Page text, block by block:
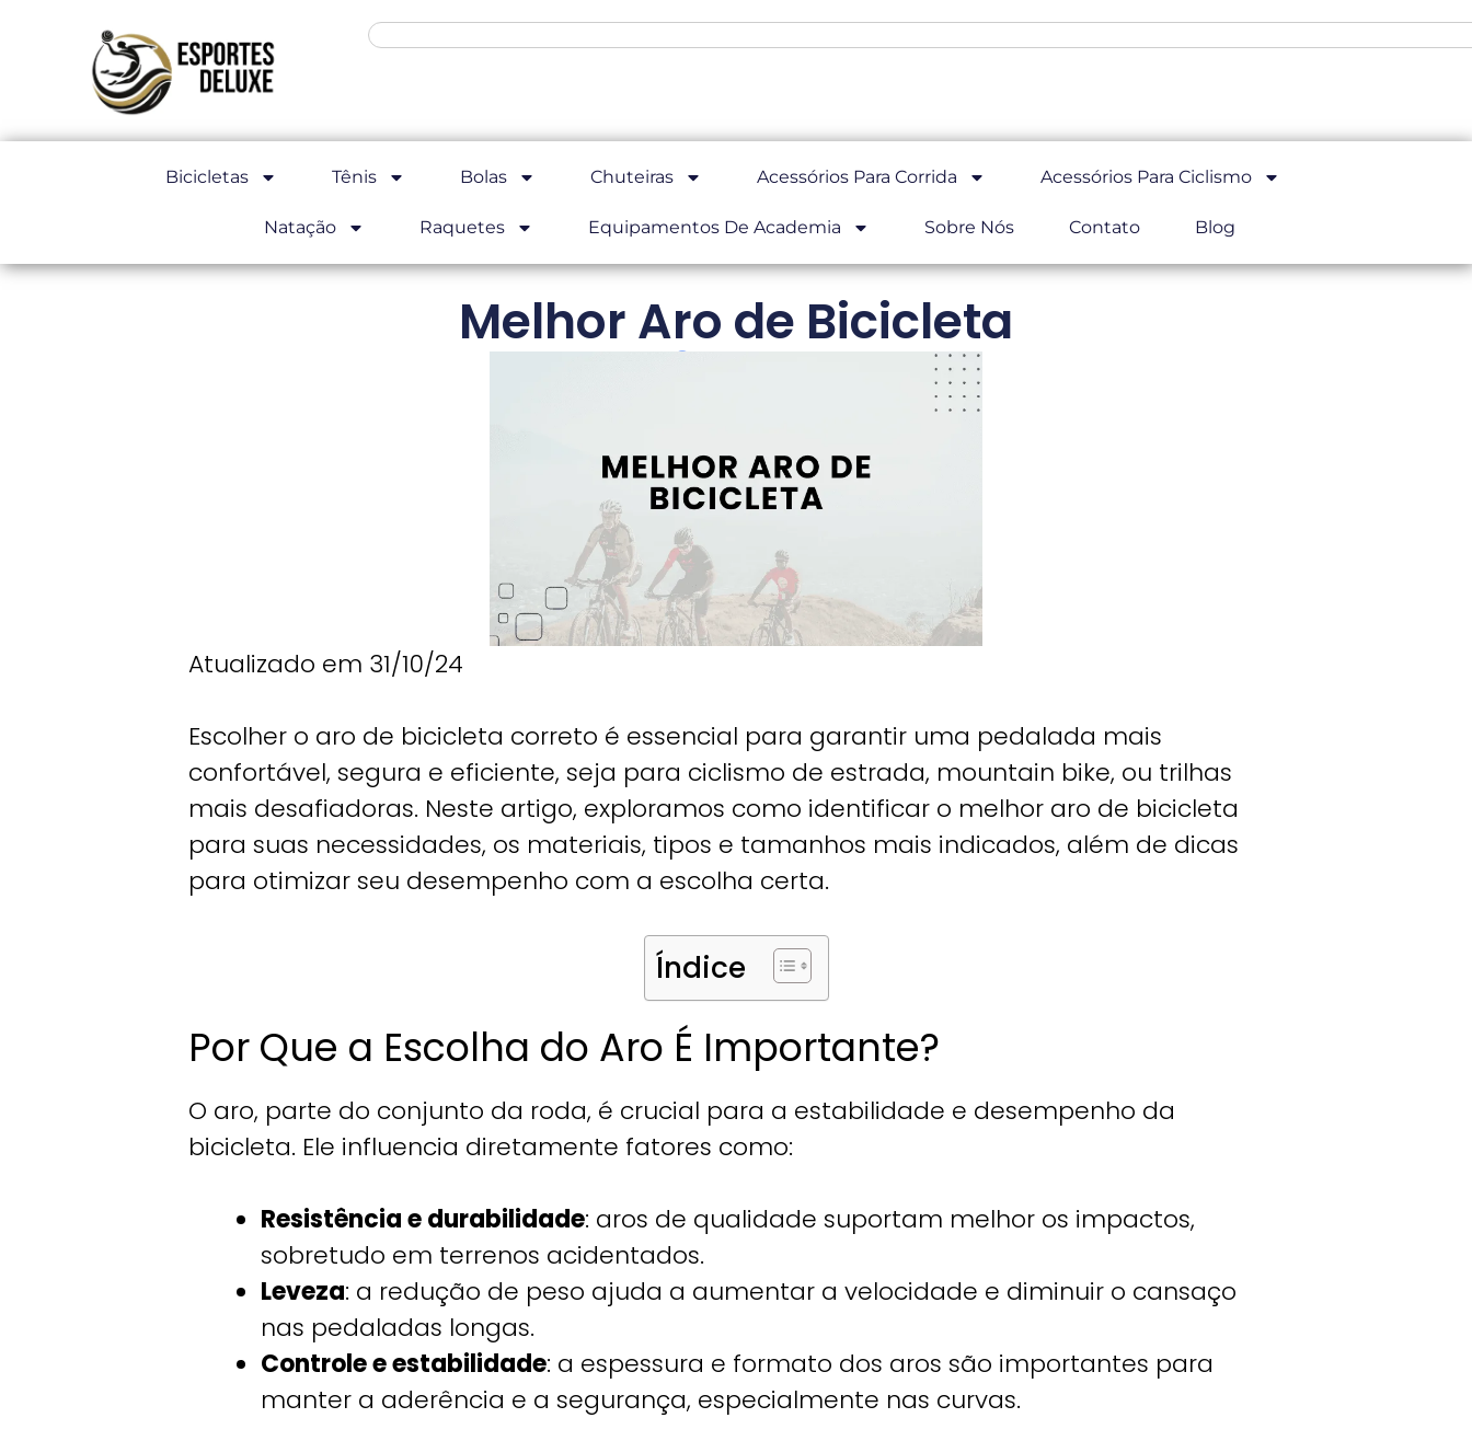
Bicicletas Tênis Bolas Chuteiras Acessórios Para Corrida Acessórios Para Ciclismo
Natação Raquetes Equipamentos De Academia Sobre Nós Contato Blog
Melhor Aro de Bicicleta
Atualizado em 31/10/24
Escolher o aro de bicicleta correto é essencial para garantir uma pedalada mais
confortável, segura e eficiente, seja para ciclismo de estrada, mountain bike, ou trilhas
mais desafiadoras. Neste artigo, exploramos como identificar o melhor aro de bicicleta
para suas necessidades, os materiais, tipos e tamanhos mais indicados, além de dicas
para otimizar seu desempenho com a escolha certa.
Índice
Por Que a Escolha do Aro É Importante?
O aro, parte do conjunto da roda, é crucial para a estabilidade e desempenho da
bicicleta. Ele influencia diretamente fatores como:
Resistência e durabilidade: aros de qualidade suportam melhor os impactos,
sobretudo em terrenos acidentados.
Leveza: a redução de peso ajuda a aumentar a velocidade e diminuir o cansaço
nas pedaladas longas.
Controle e estabilidade: a espessura e formato dos aros são importantes para
manter a aderência e a segurança, especialmente nas curvas.